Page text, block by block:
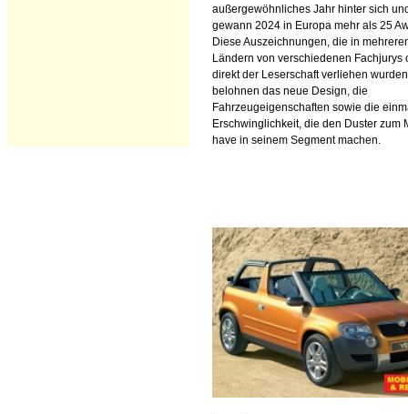
außergewöhnliches Jahr hinter sich
gewann 2024 in Europa mehr als 25
Diese Auszeichnungen, die in
Ländern von verschiedenen Fachjurys
direkt der Leserschaft verliehen
belohnen das neue Design, die
Fahrzeugeigenschaften sowie die
Erschwinglichkeit, die den Duster zum
have in seinem Segment machen.